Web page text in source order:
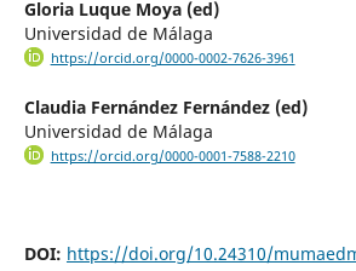
Gloria Luque Moya (ed)
Universidad de Málaga
https://orcid.org/0000-0002-7626-3961
Claudia Fernández Fernández (ed)
Universidad de Málaga
https://orcid.org/0000-0001-7588-2210
DOI: https://doi.org/10.24310/